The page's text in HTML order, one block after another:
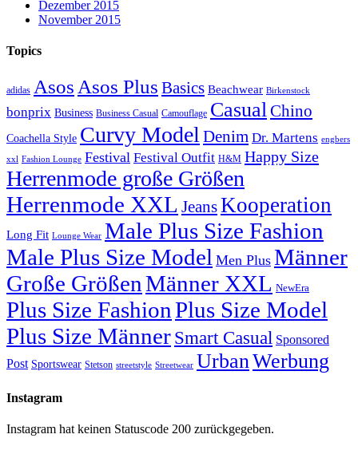
Dezember 2015
November 2015
Topics
adidas Asos Asos Plus Basics Beachwear Birkenstock
bonprix Business Business Casual Camouflage CasualChino
Coachella Style Curvy ModelDenim Dr. Martens engbers
xxl Fashion Lounge Festival Festival Outfit H&M Happy Size
Herrenmode große Größen
Herrenmode XXL JeansKooperation
Long Fit Lounge Wear Male Plus Size Fashion
Male Plus Size Model Men Plus Männer
Große GrößenMänner XXL NewEra
Plus Size FashionPlus Size Model
Plus Size MännerSmart Casual Sponsored
Post Sportswear Stetson streetstyle Streetwear UrbanWerbung
Instagram
Instagram hat keinen Statuscode 200 zurückgegeben.